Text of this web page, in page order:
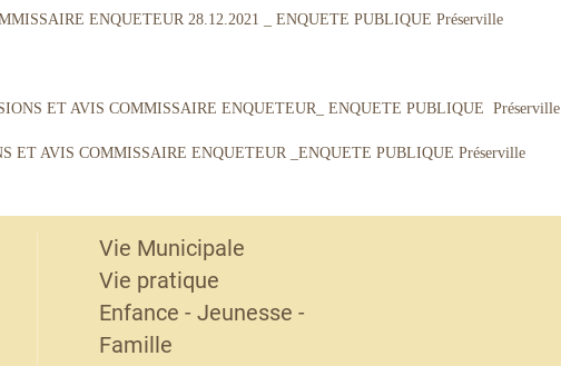
ENQUETEUR 28.12.2021 _ ENQUETE PUBLIQUE Préserville
ET AVIS COMMISSAIRE ENQUETEUR_ ENQUETE PUBLIQUE Préserville
ET AVIS COMMISSAIRE ENQUETEUR _ENQUETE PUBLIQUE Préserville
Vie Municipale
Vie pratique
Enfance - Jeunesse -
Famille